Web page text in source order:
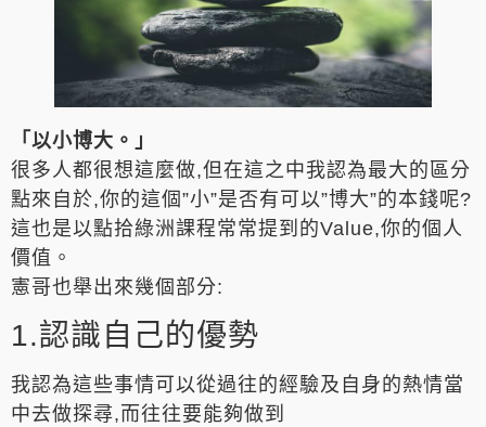
「以小博大。」
很多人都很想這麼做,但在這之中我認為最大的區分
點來自於,你的這個”小”是否有可以”博大”的本錢呢?
這也是以點拾綠洲課程常常提到的Value,你的個人
價值。
憲哥也舉出來幾個部分:
1.認識自己的優勢
我認為這些事情可以從過往的經驗及自身的熱情當
中去做探尋,而往往要能夠做到